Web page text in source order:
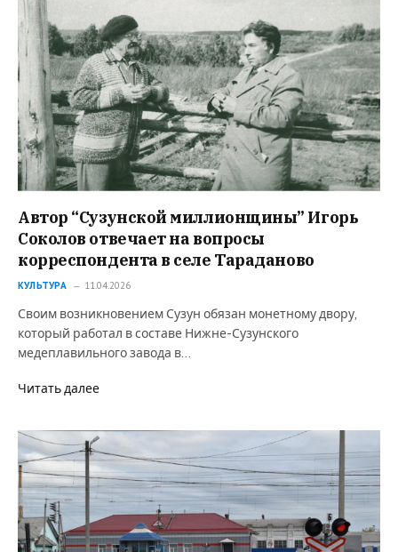
Автор “Сузунской миллионщины” Игорь
Соколов отвечает на вопросы
корреспондента в селе Тараданово
КУЛЬТУРА 11.04.2026
Своим возникновением Сузун обязан монетному двору,
который работал в составе Нижне-Сузунского
медеплавильного завода в…
Читать далее